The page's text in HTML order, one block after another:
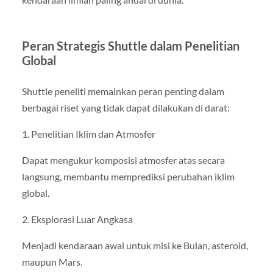
Peran Strategis Shuttle dalam Penelitian
Global
Shuttle peneliti memainkan peran penting dalam
berbagai riset yang tidak dapat dilakukan di darat:
1. Penelitian Iklim dan Atmosfer
Dapat mengukur komposisi atmosfer atas secara
langsung, membantu memprediksi perubahan iklim
global.
2. Eksplorasi Luar Angkasa
Menjadi kendaraan awal untuk misi ke Bulan, asteroid,
maupun Mars.